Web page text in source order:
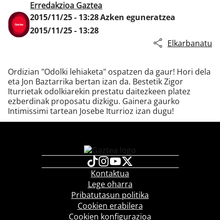
Erredakzioa Gaztea
2015/11/25 - 13:28Azken eguneratzea
2015/11/25 - 13:28
Elkarbanatu
Ordizian "Odolki lehiaketa" ospatzen da gaur! Hori dela
eta Jon Baztarrika bertan izan da. Bestetik Zigor
Iturrietak odolkiarekin prestatu daitezkeen platez
ezberdinak proposatu dizkigu. Gainera gaurko
Intimissimi tartean Josebe Iturrioz izan dugu!
Kontaktua
Lege oharra
Pribatutasun politika
Cookien erabilera
Cookien konfigurazioa